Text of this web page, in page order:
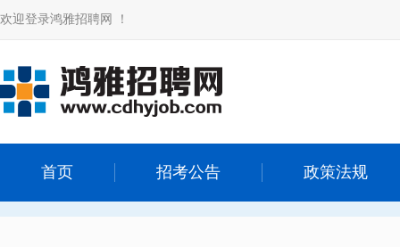
欢迎登录鸿雅招聘网 ！
首页 招考公告 政策法规